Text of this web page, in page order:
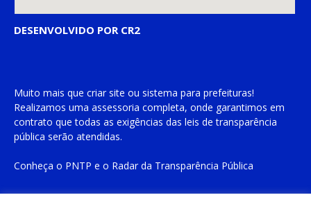
DESENVOLVIDO POR CR2
Muito mais que criar site ou sistema para prefeituras!
Realizamos uma assessoria completa, onde garantimos em
contrato que todas as exigências das leis de transparência
pública serão atendidas.
Conheça o PNTP e o Radar da Transparência Pública